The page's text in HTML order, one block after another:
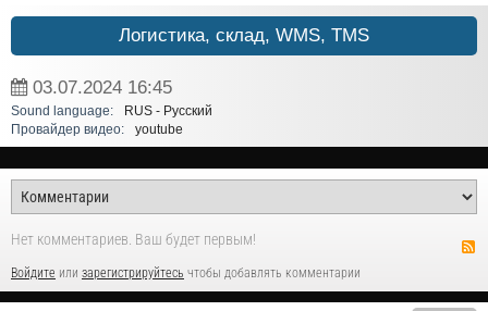
Логистика, склад, WMS, TMS
03.07.2024 16:45
Sound language:
RUS - Русский
Провайдер видео:
youtube
Нет комментариев. Ваш будет первым!
Войдите или зарегистрируйтесь чтобы добавлять комментарии